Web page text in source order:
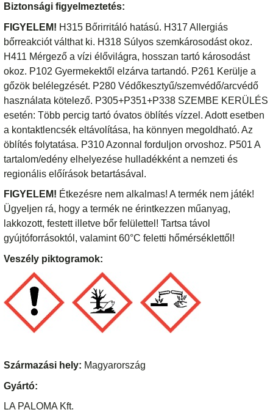
Biztonsági figyelmeztetés:
FIGYELEM! H315 Bőrirritáló hatású. H317 Allergiás
bőrreakciót válthat ki. H318 Súlyos szemkárosodást okoz.
H411 Mérgező a vízi élővilágra, hosszan tartó károsodást
okoz. P102 Gyermekektől elzárva tartandó. P261 Kerülje a
gőzök belélegzését. P280 Védőkesztyű/szemvédő/arcvédő
használata kötelező. P305+P351+P338 SZEMBE KERÜLÉS
esetén: Több percig tartó óvatos öblítés vízzel. Adott esetben
a kontaktlencsék eltávolítása, ha könnyen megoldható. Az
öblítés folytatása. P310 Azonnal forduljon orvoshoz. P501 A
tartalom/edény elhelyezése hulladékként a nemzeti és
regionális előírások betartásával.
FIGYELEM! Étkezésre nem alkalmas! A termék nem játék!
Ügyeljen rá, hogy a termék ne érintkezzen műanyag,
lakkozott, festett illetve bőr felülettel! Tartsa távol
gyújtóforrásoktól, valamint 60°C feletti hőmérséklettől!
Veszély piktogramok:
Származási hely: Magyarország
Gyártó:
LA PALOMA Kft.